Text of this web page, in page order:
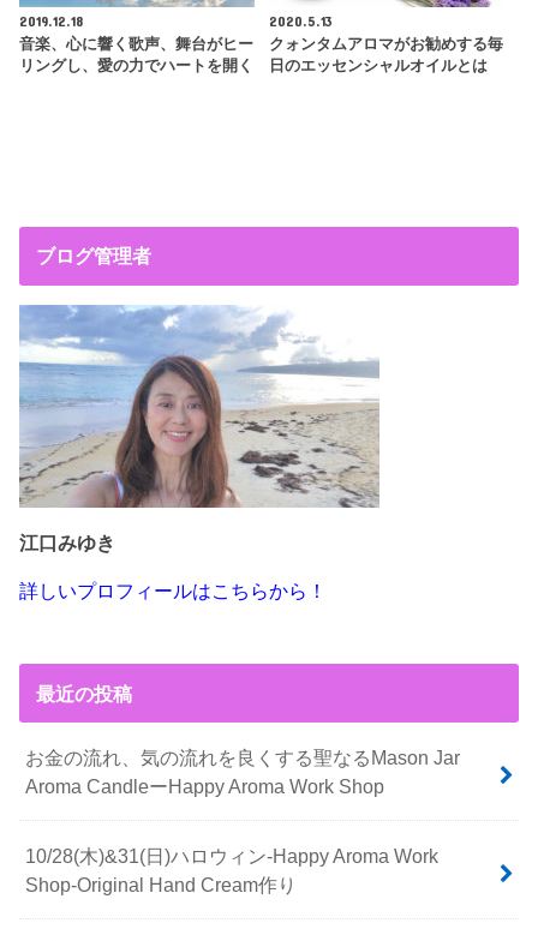
2019.12.18
音楽、心に響く歌声、舞台がヒー
リングし、愛の力でハートを開く
2020.5.13
クォンタムアロマがお勧めする毎
日のエッセンシャルオイルとは
ブログ管理者
江口みゆき
詳しいプロフィールはこちらから！
最近の投稿
お金の流れ、気の流れを良くする聖なるMason Jar
Aroma CandleーHappy Aroma Work Shop
10/28(木)&31(日)ハロウィン-Happy Aroma Work
Shop-Original Hand Cream作り